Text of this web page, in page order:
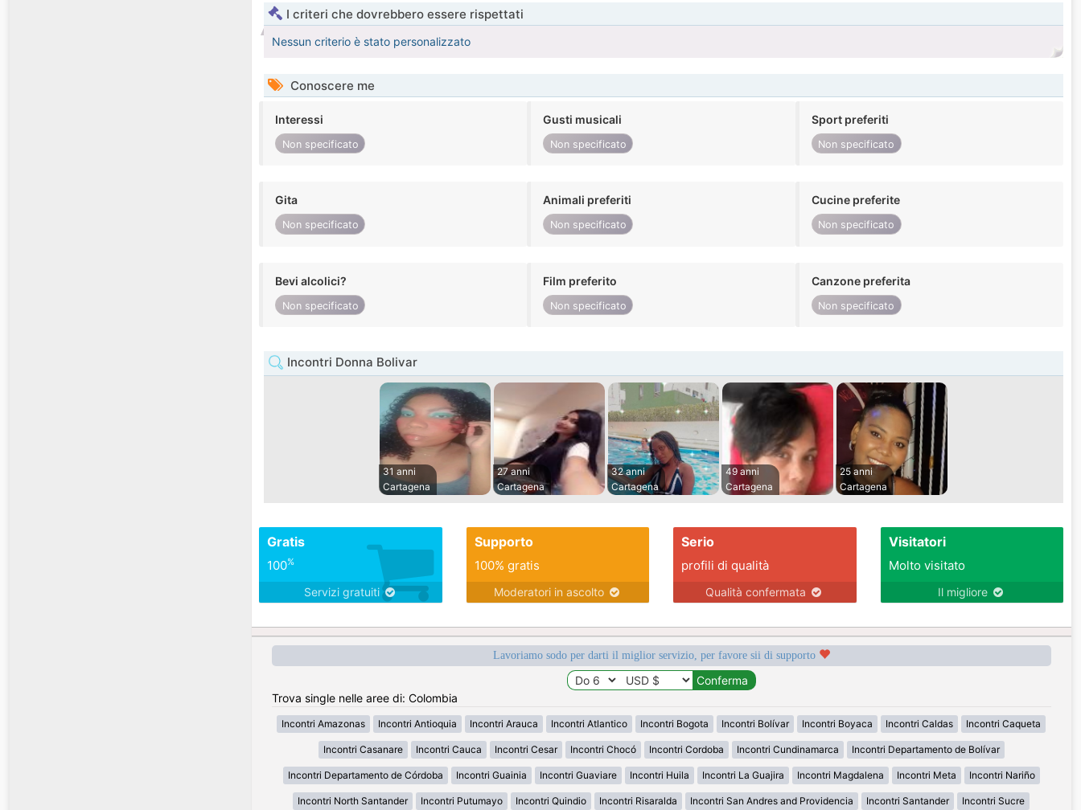
I criteri che dovrebbero essere rispettati
Nessun criterio è stato personalizzato
Conoscere me
Interessi
Non specificato
Gusti musicali
Non specificato
Sport preferiti
Non specificato
Gita
Non specificato
Animali preferiti
Non specificato
Cucine preferite
Non specificato
Bevi alcolici?
Non specificato
Film preferito
Non specificato
Canzone preferita
Non specificato
Incontri Donna Bolivar
31 anni
Cartagena
27 anni
Cartagena
32 anni
Cartagena
49 anni
Cartagena
25 anni
Cartagena
Gratis
100%
Servizi gratuiti
Supporto
100% gratis
Moderatori in ascolto
Serio
profili di qualità
Qualità confermata
Visitatori
Molto visitato
Il migliore
Lavoriamo sodo per darti il miglior servizio, per favore sii di supporto
Trova single nelle aree di: Colombia
Incontri Amazonas Incontri Antioquia Incontri Arauca Incontri Atlantico Incontri Bogota Incontri Bolívar Incontri Boyaca Incontri Caldas Incontri Caqueta
Incontri Casanare Incontri Cauca Incontri Cesar Incontri Chocó Incontri Cordoba Incontri Cundinamarca Incontri Departamento de Bolívar
Incontri Departamento de Córdoba Incontri Guainia Incontri Guaviare Incontri Huila Incontri La Guajira Incontri Magdalena Incontri Meta Incontri Nariño
Incontri North Santander Incontri Putumayo Incontri Quindio Incontri Risaralda Incontri San Andres and Providencia Incontri Santander Incontri Sucre